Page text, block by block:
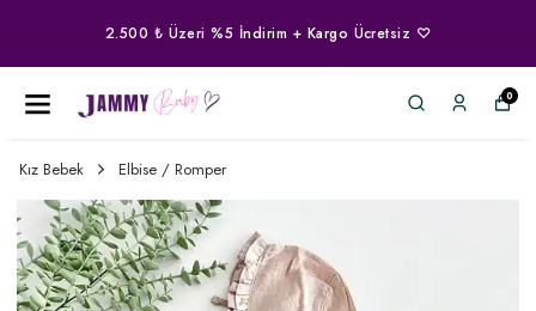
2.500 ₺ Üzeri %5 İndirim + Kargo Ücretsiz ♡
0
Kız Bebek Elbise / Romper